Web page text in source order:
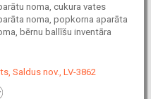
noma, cukura vates
noma, popkorna aparāta
bērnu ballīšu inventāra
Saldus nov., LV-3862